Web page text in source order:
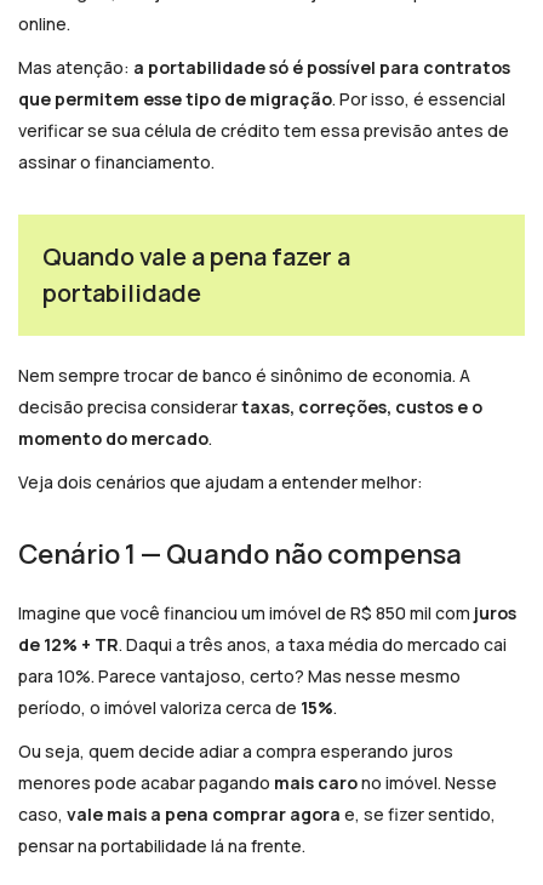
online.
Mas atenção: a portabilidade só é possível para contratos
que permitem esse tipo de migração. Por isso, é essencial
verificar se sua célula de crédito tem essa previsão antes de
assinar o financiamento.
Quando vale a pena fazer a
portabilidade
Nem sempre trocar de banco é sinônimo de economia. A
decisão precisa considerartaxas, correções, custos e o
momento do mercado.
Veja dois cenários que ajudam a entender melhor:
Cenário 1 — Quando não compensa
Imagine que você financiou um imóvel de R$ 850 mil com juros
de 12% + TR. Daqui a três anos, a taxa média do mercado cai
para 10%. Parece vantajoso, certo? Mas nesse mesmo
período, o imóvel valoriza cerca de 15%.
Ou seja, quem decide adiar a compra esperando juros
menores pode acabar pagando mais carono imóvel. Nesse
caso, vale mais a pena comprar agora e, se fizer sentido,
pensar na portabilidade lá na frente.